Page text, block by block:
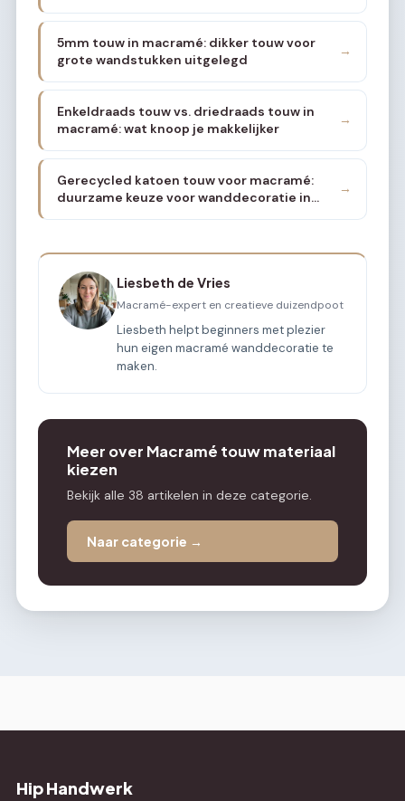
5mm touw in macramé: dikker touw voor
grote wandstukken uitgelegd
→
Enkeldraads touw vs. driedraads touw in
macramé: wat knoop je makkelijker
→
Gerecycled katoen touw voor macramé:
duurzame keuze voor wanddecoratie in
→
Liesbeth de Vries
Macramé-expert en creatieve duizendpoot
Liesbeth helpt beginners met plezier
hun eigen macramé wanddecoratie te
maken.
Meer over Macramé touw materiaal
kiezen
Bekijk alle 38 artikelen in deze categorie.
Naar categorie →
Hip Handwerk